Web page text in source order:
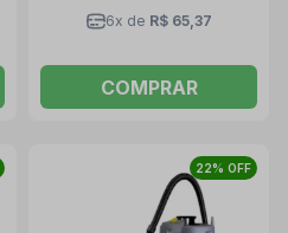
6x de R$ 65,37
COMPRAR
22% OFF